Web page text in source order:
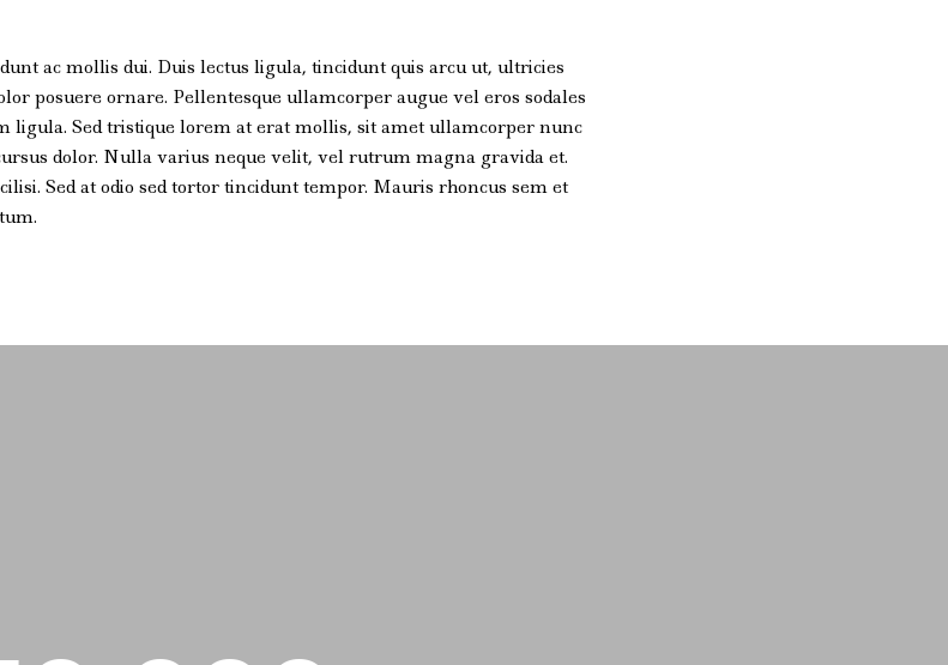
ac mollis dui. Duis lectus ligula, tincidunt quis arcu ut, ultricies
posuere ornare. Pellentesque ullamcorper augue vel eros sodales
ligula. Sed tristique lorem at erat mollis, sit amet ullamcorper nunc
dolor. Nulla varius neque velit, vel rutrum magna gravida et.
Sed at odio sed tortor tincidunt tempor. Mauris rhoncus sem et